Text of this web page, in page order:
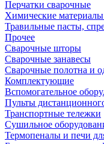
Перчатки сварочные
Химические материалы
Травильные пасты,
Прочее
Сварочные шторы
Сварочные занавесы
Сварочные полотна и
Комплектующие
Вспомогательное
Пульты
Транспортные тележки
Сушильное
Термопеналы и печи